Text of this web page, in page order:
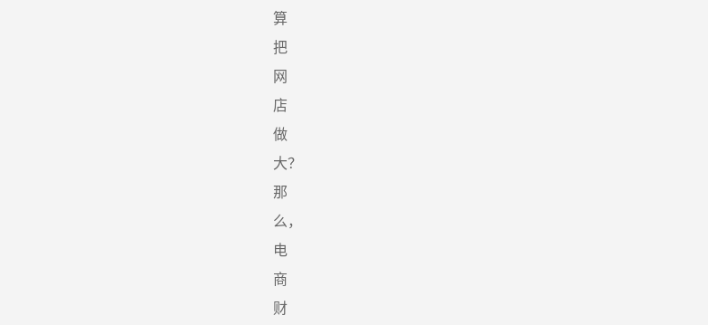
算
把
网
店
做
大？
那
么，
电
商
财